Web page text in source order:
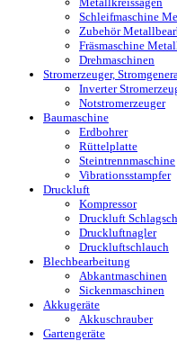
Schleifmaschine
Zubehör
Fräsmaschine
Drehmaschinen
Stromerzeuger,
Inverter
Notstromerzeuger
Baumaschine
Erdbohrer
Rüttelplatte
Steintrennmaschine
Vibrationsstampfer
Druckluft
Kompressor
Druckluft
Druckluftnagler
Druckluftschlauch
Blechbearbeitung
Abkantmaschinen
Sickenmaschinen
Akkugeräte
Akkuschrauber
Gartengeräte